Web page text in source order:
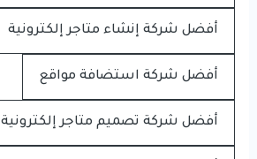
أفضل شركة إنشاء متاجر إلكترونية
أفضل شركة استضافة مواقع
أفضل شركة تصميم متاجر إلكترونية